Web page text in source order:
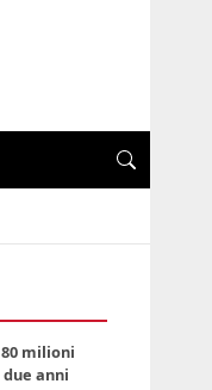
milioni
anni